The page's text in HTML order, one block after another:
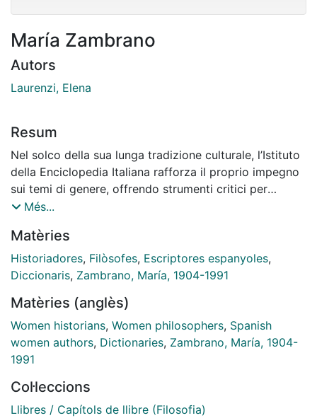
María Zambrano
Autors
Laurenzi, Elena
Resum
Nel solco della sua lunga tradizione culturale, l’Istituto
della Enciclopedia Italiana rafforza il proprio impegno
sui temi di genere, offrendo strumenti critici per
comprendere le trasformazioni della società, del
tematico delle donne in Italia nasce con l’obiettivo di
restituire visibilità a una trama storica spesso rimasta
ai margini, costruendo percorsi individuali e collettivi
culturale e sociale del Paese. Al centro dell’opera vi è
l’individualità come responsabilità storica: ogni voce
restituisce con rigore e attenzione al contesto
un’esperienza unica. Diretto da Emma Giammattei, il
degli Italiani, ampliandone prospettive e strumenti e
consentendo una lettura più complessa e inclusiva
Més...
Matèries
Historiadores, Filòsofes, Escriptores espanyoles,
Diccionaris, Zambrano, María, 1904-1991
Matèries (anglès)
Women historians, Women philosophers, Spanish
women authors, Dictionaries, Zambrano, María, 1904-
1991
Col·leccions
Llibres / Capítols de llibre (Filosofia)